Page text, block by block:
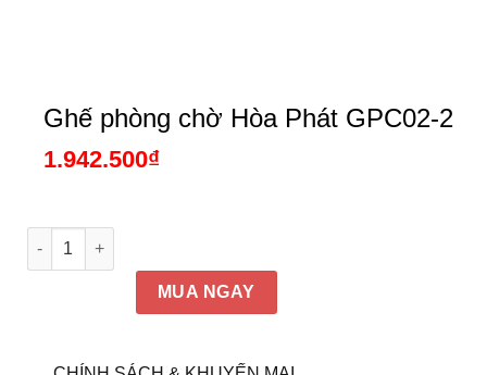
Ghế phòng chờ Hòa Phát GPC02-2
1.942.500₫
Ghế phòng chờ Hòa Phát GPC02-2 số lượng
MUA NGAY